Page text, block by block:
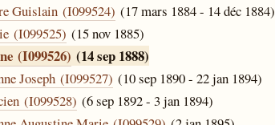
Guislain (I099524) (17 mars 1884 - 14 déc 1884)
(I099525) (15 nov 1885)
(I099526) (14 sep 1888)
Joseph (I099527) (10 sep 1890 - 22 jan 1894)
(I099528) (6 sep 1892 - 3 jan 1894)